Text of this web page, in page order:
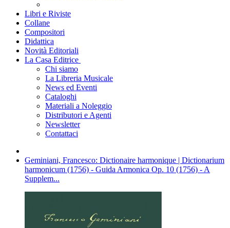
Libri e Riviste
Collane
Compositori
Didattica
Novità Editoriali
La Casa Editrice
Chi siamo
La Libreria Musicale
News ed Eventi
Cataloghi
Materiali a Noleggio
Distributori e Agenti
Newsletter
Contattaci
Geminiani, Francesco: Dictionaire harmonique | Dictionarium
harmonicum (1756) - Guida Armonica Op. 10 (1756) - A
Supplem...